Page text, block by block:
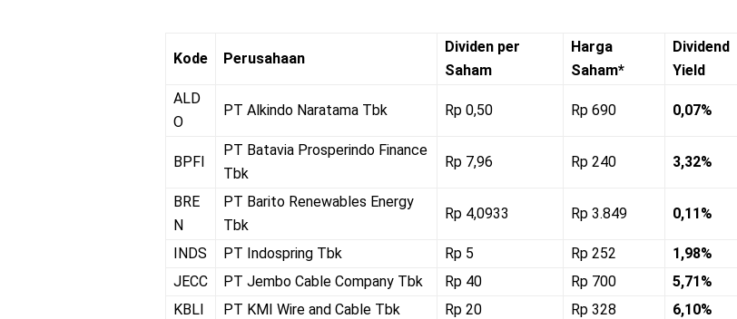
Kode Perusahaan
Dividen per
Saham
Harga
Saham*
Dividend
Yield
ALD
O
PT Alkindo Naratama Tbk Rp 0,50 Rp 690 0,07%
BPFI
PT Batavia Prosperindo Finance
Tbk
Rp 7,96 Rp 240 3,32%
BRE
N
PT Barito Renewables Energy
Tbk
Rp 4,0933 Rp 3.849 0,11%
INDS PT Indospring Tbk Rp 5 Rp 252
1,98%
JECC
PT Jembo Cable Company Tbk Rp 40 Rp 700
5,71%
KBLI
PT KMI Wire and Cable Tbk Rp 20 Rp 328
6,10%